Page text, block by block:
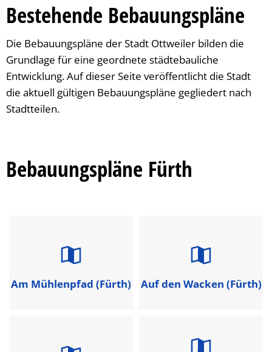
Bestehende Bebauungspläne
Die Bebauungspläne der Stadt Ottweiler bilden die
Grundlage für eine geordnete städtebauliche
Entwicklung. Auf dieser Seite veröffentlicht die Stadt
die aktuell gültigen Bebauungspläne gegliedert nach
Stadtteilen.
Bebauungspläne Fürth
Am Mühlenpfad (Fürth) Auf den Wacken (Fürth)